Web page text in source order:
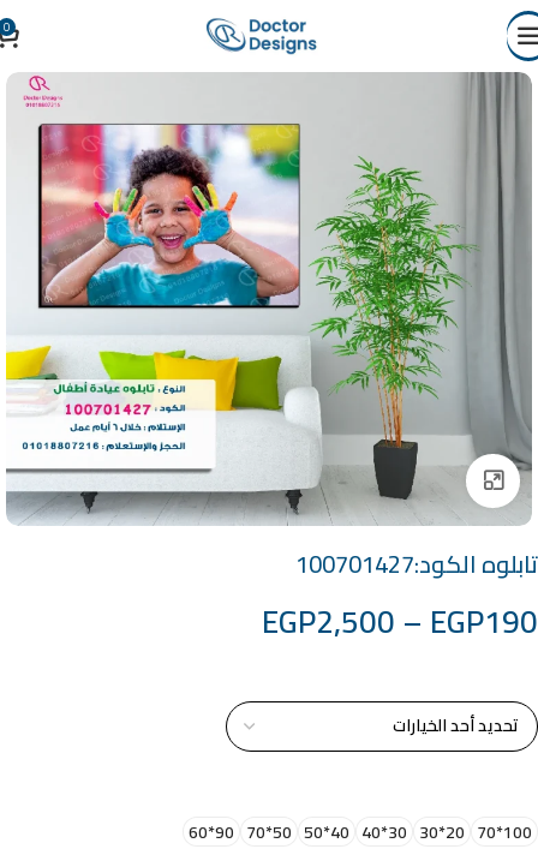
0
Click to enlarge
تابلوه الكود:100701427
EGP190
–
EGP2,500
100*70
20*30
30*40
40*50
50*70
90*60